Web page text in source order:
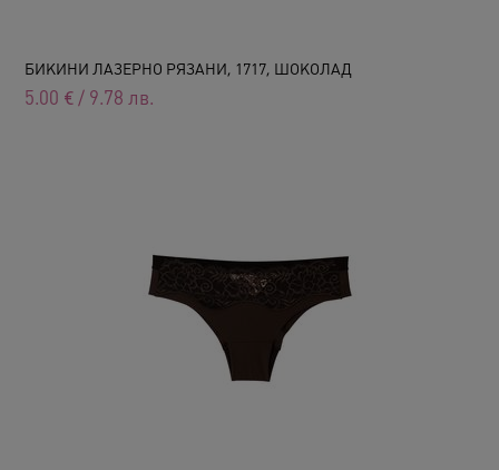
БИКИНИ ЛАЗЕРНО РЯЗАНИ, 1717, ШОКОЛАД
5.00 € / 9.78 лв.